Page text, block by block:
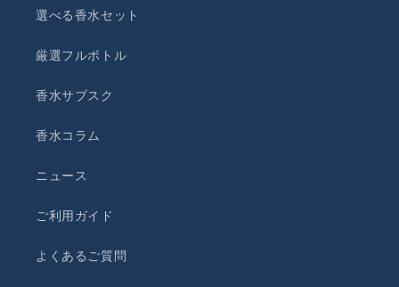
選べる香水セット
厳選フルボトル
香水サブスク
香水コラム
ニュース
ご利用ガイド
よくあるご質問